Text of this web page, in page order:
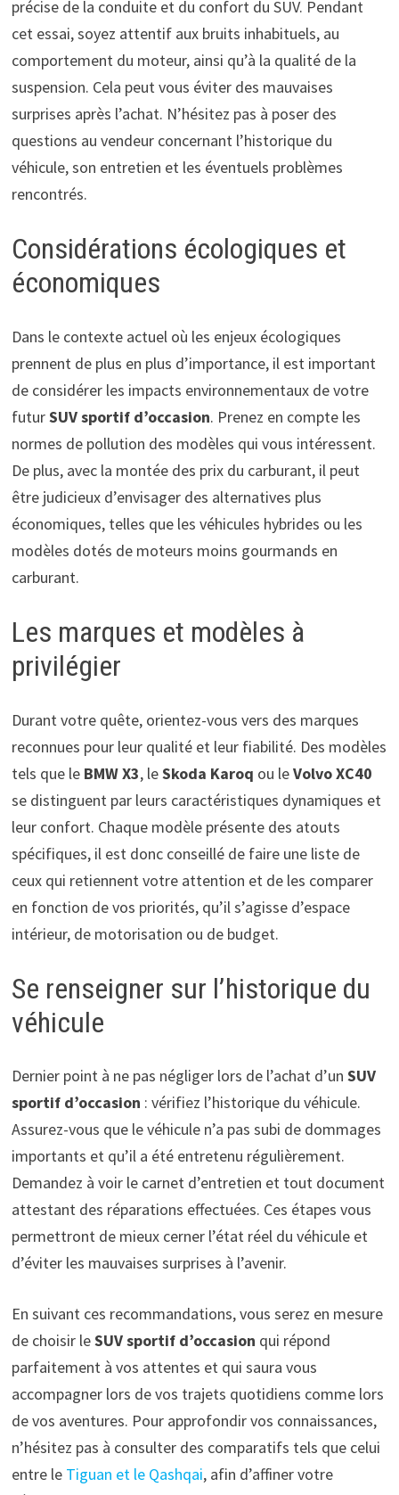
précise de la conduite et du confort du SUV. Pendant
cet essai, soyez attentif aux bruits inhabituels, au
comportement du moteur, ainsi qu’à la qualité de la
suspension. Cela peut vous éviter des mauvaises
surprises après l’achat. N’hésitez pas à poser des
questions au vendeur concernant l’historique du
véhicule, son entretien et les éventuels problèmes
rencontrés.
Considérations écologiques et
économiques
Dans le contexte actuel où les enjeux écologiques
prennent de plus en plus d’importance, il est important
de considérer les impacts environnementaux de votre
futurSUV sportif d’occasion. Prenez en compte les
normes de pollution des modèles qui vous intéressent.
De plus, avec la montée des prix du carburant, il peut
être judicieux d’envisager des alternatives plus
économiques, telles que les véhicules hybrides ou les
modèles dotés de moteurs moins gourmands en
carburant.
Les marques et modèles à
privilégier
Durant votre quête, orientez-vous vers des marques
reconnues pour leur qualité et leur fiabilité. Des modèles
tels que le BMW X3, leSkoda Karoq ou leVolvo XC40
se distinguent par leurs caractéristiques dynamiques et
leur confort. Chaque modèle présente des atouts
spécifiques, il est donc conseillé de faire une liste de
ceux qui retiennent votre attention et de les comparer
en fonction de vos priorités, qu’il s’agisse d’espace
intérieur, de motorisation ou de budget.
Se renseigner sur l’historique du
véhicule
Dernier point à ne pas négliger lors de l’achat d’un SUV
sportif d’occasion : vérifiez l’historique du véhicule.
Assurez-vous que le véhicule n’a pas subi de dommages
importants et qu’il a été entretenu régulièrement.
Demandez à voir le carnet d’entretien et tout document
attestant des réparations effectuées. Ces étapes vous
permettront de mieux cerner l’état réel du véhicule et
d’éviter les mauvaises surprises à l’avenir.
En suivant ces recommandations, vous serez en mesure
de choisir leSUV sportif d’occasion qui répond
parfaitement à vos attentes et qui saura vous
accompagner lors de vos trajets quotidiens comme lors
de vos aventures. Pour approfondir vos connaissances,
n’hésitez pas à consulter des comparatifs tels que celui
entre le Tiguan et le Qashqai, afin d’affiner votre